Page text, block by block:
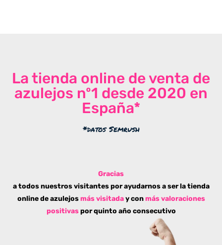
La tienda online de venta de
azulejos nº1 desde 2020 en
España*
*datos Semrush
Gracias
a todos nuestros visitantes por ayudarnos a ser la tienda
online de azulejos más visitaday conmás valoraciones
positivaspor quinto año consecutivo